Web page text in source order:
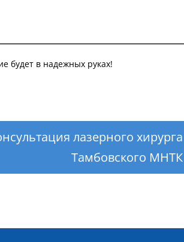
будет в надежных руках!
лазерного хирурга
Тамбовского МНТК